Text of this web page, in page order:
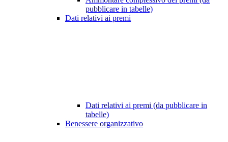
pubblicare in tabelle)
Dati relativi ai premi
Dati relativi ai premi (da pubblicare in
tabelle)
Benessere organizzativo